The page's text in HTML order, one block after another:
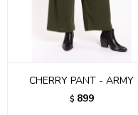
CHERRY PANT - ARMY
$ 899